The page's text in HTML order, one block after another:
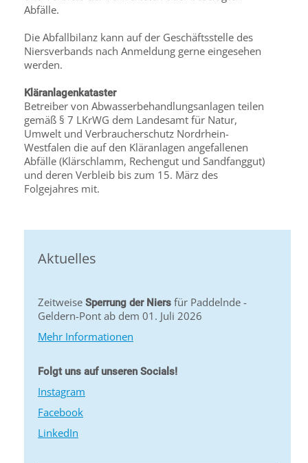
Abfälle.
Die Abfallbilanz kann auf der Geschäftsstelle des
Niersverbands nach Anmeldung gerne eingesehen
werden.
Kläranlagenkataster
Betreiber von Abwasserbehandlungsanlagen teilen
gemäß § 7 LKrWG dem Landesamt für Natur,
Umwelt und Verbraucherschutz Nordrhein-
Westfalen die auf den Kläranlagen angefallenen
Abfälle (Klärschlamm, Rechengut und Sandfanggut)
und deren Verbleib bis zum 15. März des
Folgejahres mit.
Aktuelles
Zeitweise Sperrung der Niers für Paddelnde -
Geldern-Pont ab dem 01. Juli 2026
Mehr Informationen
Folgt uns auf unseren Socials!
Instagram
Facebook
LinkedIn